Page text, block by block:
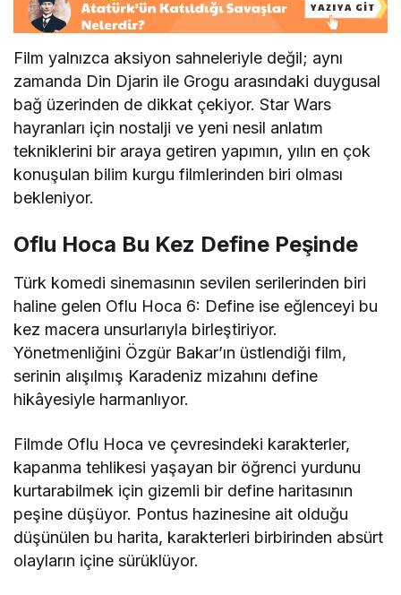
Film yalnızca aksiyon sahneleriyle değil; aynı
zamanda Din Djarin ile Grogu arasındaki duygusal
bağ üzerinden de dikkat çekiyor. Star Wars
hayranları için nostalji ve yeni nesil anlatım
tekniklerini bir araya getiren yapımın, yılın en çok
konuşulan bilim kurgu filmlerinden biri olması
bekleniyor.
Oflu Hoca Bu Kez Define Peşinde
Türk komedi sinemasının sevilen serilerinden biri
haline gelen Oflu Hoca 6: Define ise eğlenceyi bu
kez macera unsurlarıyla birleştiriyor.
Yönetmenliğini Özgür Bakar’ın üstlendiği film,
serinin alışılmış Karadeniz mizahını define
hikâyesiyle harmanlıyor.
Filmde Oflu Hoca ve çevresindeki karakterler,
kapanma tehlikesi yaşayan bir öğrenci yurdunu
kurtarabilmek için gizemli bir define haritasının
peşine düşüyor. Pontus hazinesine ait olduğu
düşünülen bu harita, karakterleri birbirinden absürt
olayların içine sürüklüyor.